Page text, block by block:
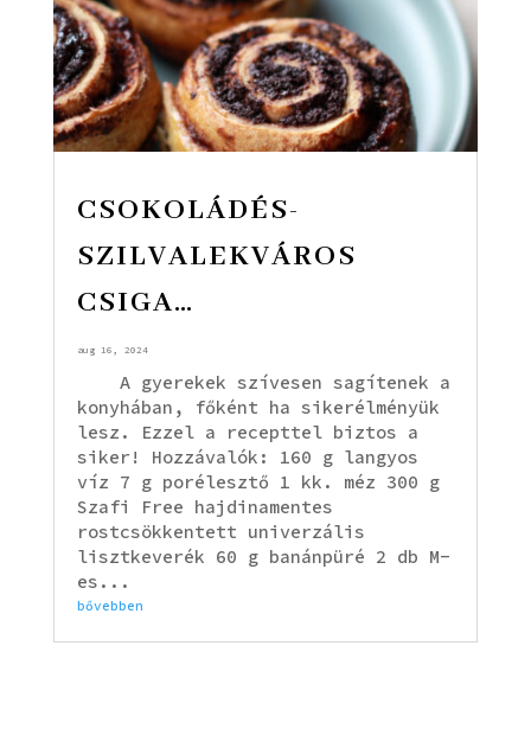
CSOKOLÁDÉS-
SZILVALEKVÁROS
CSIGA…
aug 16, 2024
A gyerekek szívesen sagítenek a
konyhában, főként ha sikerélményük
lesz. Ezzel a recepttel biztos a
siker! Hozzávalók: 160 g langyos
víz 7 g porélesztő 1 kk. méz 300 g
Szafi Free hajdinamentes
rostcsökkentett univerzális
lisztkeverék 60 g banánpüré 2 db M-
es...
bővebben